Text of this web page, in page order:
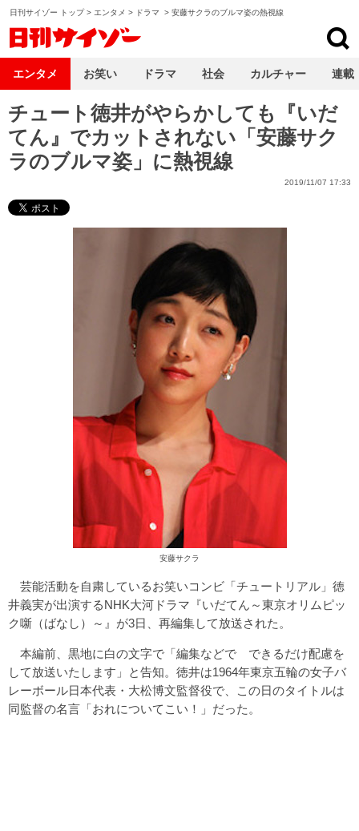
日刊サイゾー トップ> エンタメ > ドラマ > 安藤サクラのブルマ姿の熱視線
チュート徳井がやらかしても『いだ
てん』でカットされない「安藤サク
ラのブルマ姿」に熱視線
2019/11/07 17:33
安藤サクラ
芸能活動を自粛しているお笑いコンビ「チュートリアル」徳
井義実が出演するNHK大河ドラマ『いだてん～東京オリムピッ
ク噺（ばなし）～』が3日、再編集して放送された。
本編前、黒地に白の文字で「編集などで できるだけ配慮を
して放送いたします」と告知。徳井は1964年東京五輪の女子バ
レーボール日本代表・大松博文監督役で、この日のタイトルは
同監督の名言「おれについてこい！」だった。
エンタメ お笑い ドラマ 社会 カルチャー 連載